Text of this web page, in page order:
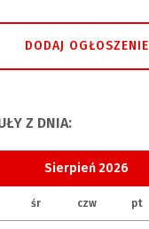
DODAJ OGŁOSZENIE
Z DNIA:
Sierpień 2026
śr czw pt